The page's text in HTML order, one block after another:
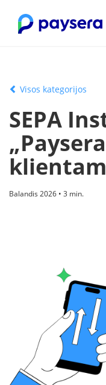
Visos kategorijos
SEPA
Balandis 2026 • 3 min.